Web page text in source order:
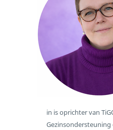
in is oprichter van
Gezinsondersteuning